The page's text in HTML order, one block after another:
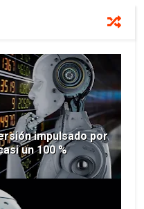
impulsado por
un 100 %